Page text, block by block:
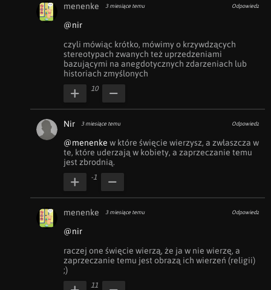
menenke 3 miesiące temu Odpowiedz
@nir
czyli mówiąc krótko, mówimy o krzywdzących
stereotypach zwanych też uprzedzeniami
bazującymi na anegdotycznych zdarzeniach lub
historiach zmyślonych
10
Nir 3 miesiące temu Odpowiedz
@menenke w które święcie wierzysz, a zwłaszcza w
te, które uderzają w kobiety, a zaprzeczanie temu
jest zbrodnią.
-1
menenke 3 miesiące temu Odpowiedz
@nir
raczej one święcie wierzą, że ja w nie wierzę, a
zaprzeczanie temu jest obrazą ich wierzeń (religii)
;)
11